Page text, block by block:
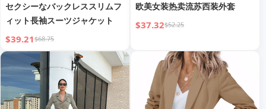
セクシーなバックレススリムフ
ィット長袖スーツジャケット
$39.21$68.75
欧美女装热卖流苏西装外套
$37.32$52.25